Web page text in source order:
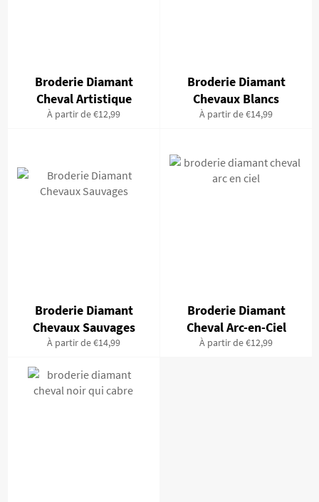
Broderie Diamant
Cheval Artistique
À partir de €12,99
Broderie Diamant
Chevaux Blancs
À partir de €14,99
Broderie Diamant
Chevaux Sauvages
À partir de €14,99
Broderie Diamant
Cheval Arc-en-Ciel
À partir de €12,99